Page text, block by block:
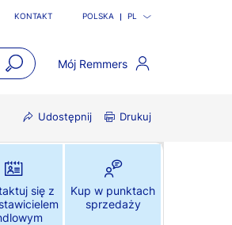
KONTAKT POLSKA PL
Mój Remmers
Udostępnij Drukuj
się z
Kup w punktach
sprzedaży